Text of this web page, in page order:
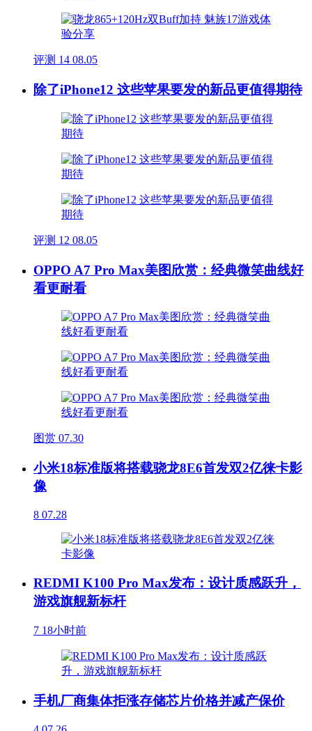
评测 14 08.05
除了iPhone12 这些苹果要发的新品更值得期待
评测 12 08.05
OPPO A7 Pro Max美图欣赏：经典微笑曲线好
看更耐看
图赏 07.30
小米18标准版将搭载骁龙8E6首发双2亿徕卡影
像
8 07.28
REDMI K100 Pro Max发布：设计质感跃升，
游戏旗舰新标杆
7 18小时前
手机厂商集体拒涨存储芯片价格并减产保价